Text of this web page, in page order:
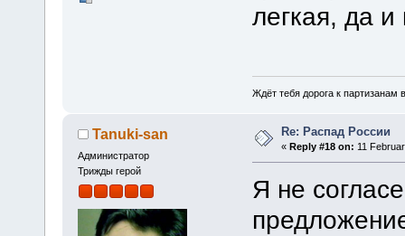
легкая, да
Ждёт тебя дорога к партизанам
Tanuki-san
Администратор
Трижды герой
Re: Распад России
« Reply #18 on: 11
Я не